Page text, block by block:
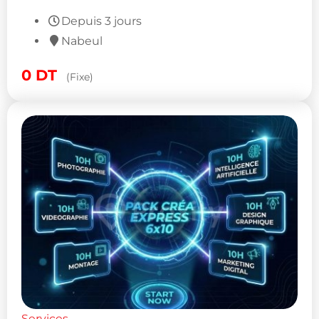
Depuis 3 jours
Nabeul
0 DT (Fixe)